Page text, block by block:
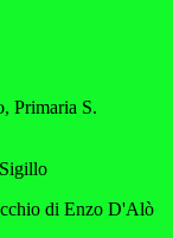
Primaria S.
di Enzo D'Alò